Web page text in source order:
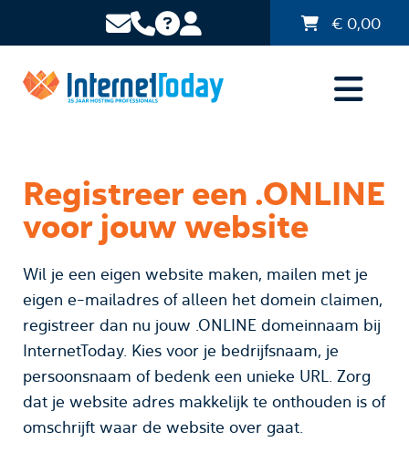
€ 0,00
Registreer een .ONLINE
voor jouw website
Wil je een eigen website maken, mailen met je
eigen e-mailadres of alleen het domein claimen,
registreer dan nu jouw .ONLINE domeinnaam bij
InternetToday. Kies voor je bedrijfsnaam, je
persoonsnaam of bedenk een unieke URL. Zorg
dat je website adres makkelijk te onthouden is of
omschrijft waar de website over gaat.